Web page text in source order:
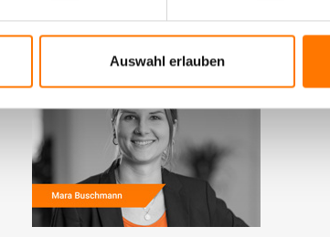
Auswahl erlauben